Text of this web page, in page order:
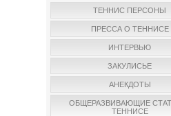
ТЕННИС ПЕРСОНЫ
ПРЕССА О ТЕННИСЕ
ИНТЕРВЬЮ
ЗАКУЛИСЬЕ
АНЕКДОТЫ
ОБЩЕРАЗВИВАЮЩИЕ
ТЕННИСЕ